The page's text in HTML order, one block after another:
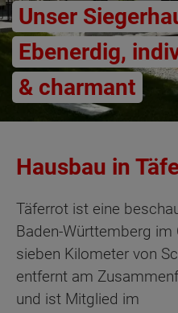
Unser
Ebenerdig,
& charmant
Hausbau in
Täferrot ist eine
Baden-Württemberg im
sieben Kilometer von
entfernt am
und ist Mitglied im